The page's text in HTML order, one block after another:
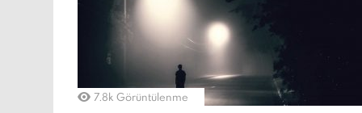
7.8k Görüntülenme